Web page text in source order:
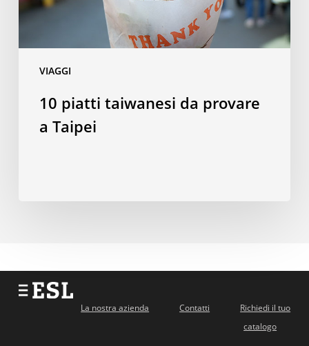
VIAGGI
10 piatti taiwanesi da provare
a Taipei
La nostra azienda Contatti
Richiedi il tuo
catalogo